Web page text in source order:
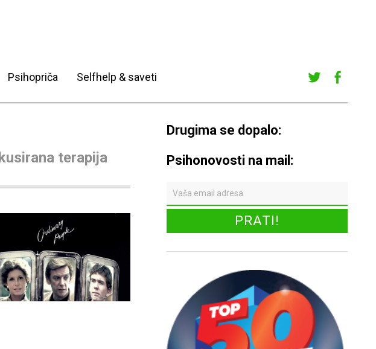
Psihopriča Selfhelp & saveti
r
ook
terapija
Drugima se dopalo:
Psihonovosti na mail: